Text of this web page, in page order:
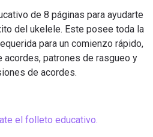
de 8 páginas para ayudarte
del ukelele. Este posee toda la
para un comienzo rápido,
acordes, patrones de rasgueo y
de acordes.
el folleto educativo.